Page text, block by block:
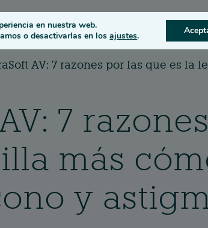
oculares
AV: 7 razones por las que es la
7
más
y
en nuestra web.
o desactivarlas en losajustes.